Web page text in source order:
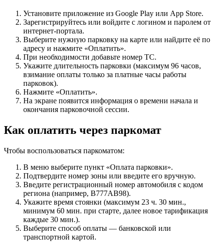
Установите приложение из Google Play или App Store.
Зарегистрируйтесь или войдите с логином и паролем от
интернет-портала.
Выберите нужную парковку на карте или найдите её по
адресу и нажмите «Оплатить».
При необходимости добавьте номер ТС.
Укажите длительность парковки (максимум 96 часов,
взимание оплаты только за платные часы работы
парковок).
Нажмите «Оплатить».
На экране появится информация о времени начала и
окончания парковочной сессии.
Как оплатить через паркомат
Чтобы воспользоваться паркоматом:
В меню выберите пункт «Оплата парковки».
Подтвердите номер зоны или введите его вручную.
Введите регистрационный номер автомобиля с кодом
региона (например, В777АВ98).
Укажите время стоянки (максимум 23 ч. 30 мин.,
минимум 60 мин. при старте, далее новое тарификация
каждые 30 мин.).
Выберите способ оплаты — банковской или
транспортной картой.